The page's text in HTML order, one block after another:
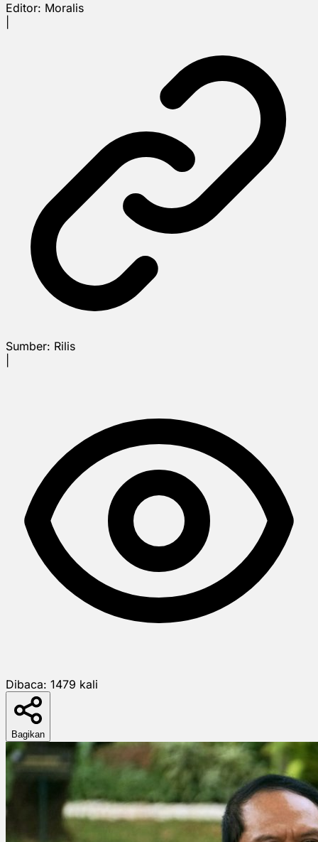
Editor: Moralis
Sumber: Rilis
Dibaca: 1479 kali
Bagikan